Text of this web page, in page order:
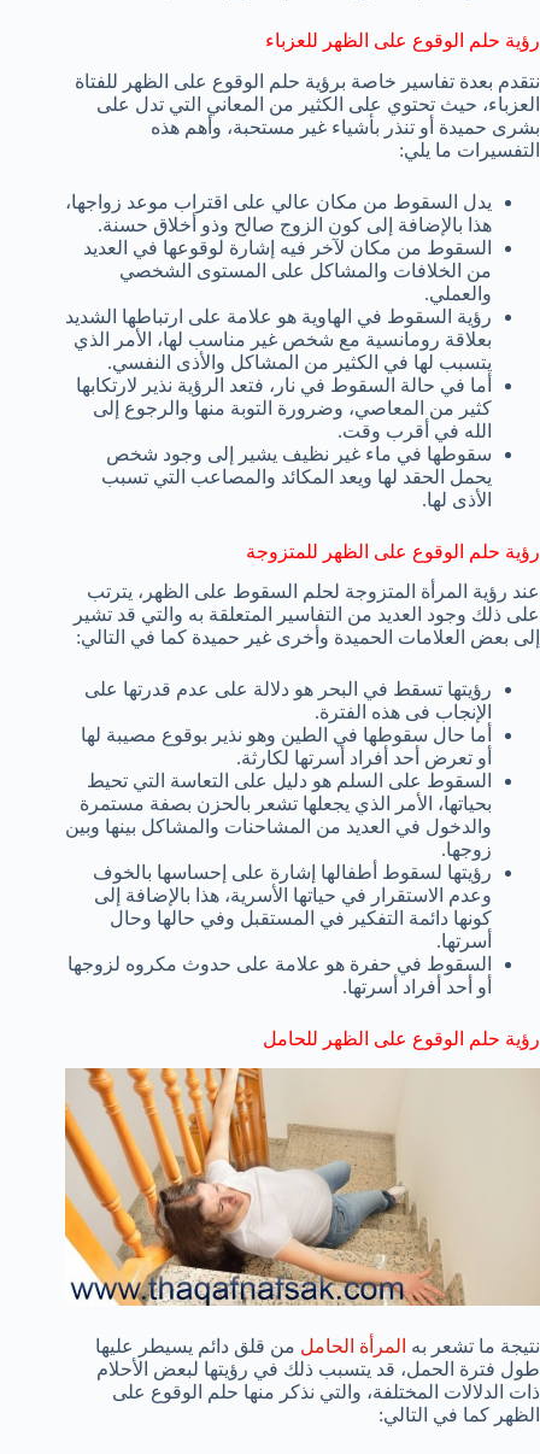
رؤية حلم الوقوع على الظهر للعزباء
نتقدم بعدة تفاسير خاصة برؤية حلم الوقوع على الظهر للفتاة
العزباء، حيث تحتوي على الكثير من المعاني التي تدل على
بشرى حميدة أو تنذر بأشياء غير مستحبة، وأهم هذه
التفسيرات ما يلي:
يدل السقوط من مكان عالي على اقتراب موعد زواجها،
هذا بالإضافة إلى كون الزوج صالح وذو أخلاق حسنة.
السقوط من مكان لآخر فيه إشارة لوقوعها في العديد
من الخلافات والمشاكل على المستوى الشخصي
والعملي.
رؤية السقوط في الهاوية هو علامة على ارتباطها الشديد
بعلاقة رومانسية مع شخص غير مناسب لها، الأمر الذي
يتسبب لها في الكثير من المشاكل والأذى النفسي.
أما في حالة السقوط في نار، فتعد الرؤية نذير لارتكابها
كثير من المعاصي، وضرورة التوبة منها والرجوع إلى
الله في أقرب وقت.
سقوطها في ماء غير نظيف يشير إلى وجود شخص
يحمل الحقد لها ويعد المكائد والمصاعب التي تسبب
الأذى لها.
رؤية حلم الوقوع على الظهر للمتزوجة
عند رؤية المرأة المتزوجة لحلم السقوط على الظهر، يترتب
على ذلك وجود العديد من التفاسير المتعلقة به والتي قد تشير
إلى بعض العلامات الحميدة وأخرى غير حميدة كما في التالي:
رؤيتها تسقط في البحر هو دلالة على عدم قدرتها على
الإنجاب فى هذه الفترة.
أما حال سقوطها في الطين وهو نذير بوقوع مصيبة لها
أو تعرض أحد أفراد أسرتها لكارثة.
السقوط على السلم هو دليل على التعاسة التي تحيط
بحياتها، الأمر الذي يجعلها تشعر بالحزن بصفة مستمرة
والدخول في العديد من المشاحنات والمشاكل بينها وبين
زوجها.
رؤيتها لسقوط أطفالها إشارة على إحساسها بالخوف
وعدم الاستقرار في حياتها الأسرية، هذا بالإضافة إلى
كونها دائمة التفكير في المستقبل وفي حالها وحال
أسرتها.
السقوط في حفرة هو علامة على حدوث مكروه لزوجها
أو أحد أفراد أسرتها.
رؤية حلم الوقوع على الظهر للحامل
نتيجة ما تشعر به المرأة الحامل من قلق دائم يسيطر عليها
طول فترة الحمل، قد يتسبب ذلك في رؤيتها لبعض الأحلام
ذات الدلالات المختلفة، والتي نذكر منها حلم الوقوع على
الظهر كما في التالي: